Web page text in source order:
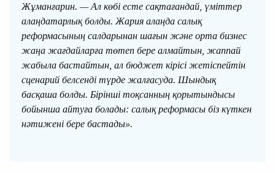
Жұманғарин. — Ал көбі есте сақтағандай, үміттер
алаңдатарлық болды. Жария алаңда салық
реформасының салдарынан шағын және орта бизнес
жаңа жағдайларға төтеп бере алмайтын, жаппай
жабыла бастайтын, ал бюджет кірісі жетіспейтін
сценарий белсенді түрде жалғасуда. Шындық
басқаша болды. Бірінші тоқсанның қорытындысы
бойынша айтуға болады: салық реформасы біз күткен
нәтижені бере бастады».